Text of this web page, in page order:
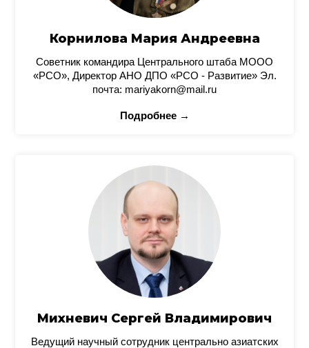
Корнилова Мария Андреевна
Советник командира Центрального штаба МООО
«РСО», Директор АНО ДПО «РСО - Развитие» Эл.
почта: mariyakorn@mail.ru
Подробнее →
Михневич Сергей Владимирович
Ведущий научный сотрудник центрально азиатских